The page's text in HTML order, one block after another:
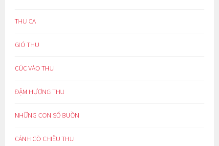
THU CA
GIÓ THU
CÚC VÀO THU
ĐẬM HƯƠNG THU
NHỮNG CON SỐ BUỒN
CÁNH CÒ CHIỀU THU